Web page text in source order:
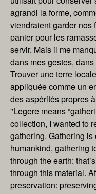
agrandi la forme,
viendraient garder nos
panier pour les
servir. Mais il me
dans mes gestes,
Trouver une terre
appliquée comme un
des aspérités propres
"Legere means
collection, I wanted to
gathering. Gathering
humankind, gathering
through the earth:
through this material.
preservation: